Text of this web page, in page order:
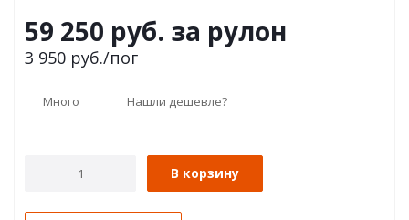
59 250 руб. за рулон
3 950 руб./пог
Много Нашли дешевле?
В корзину